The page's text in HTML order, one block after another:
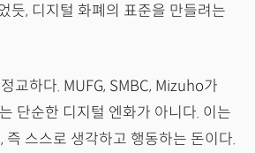
듯, 디지털 화폐의 표준을 만들려는
교하다. MUFG, SMBC, Mizuho가
단순한 디지털 엔화가 아니다. 이는
즉 스스로 생각하고 행동하는 돈이다.